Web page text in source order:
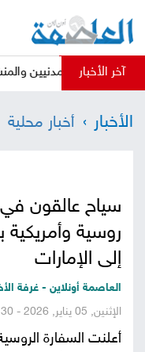
آخر الأخبار
المدنيين والمنشآت
الأخبار أخبار محلية
سياح عالقون
روسية
إلى الإمارات
العاصمة أونلاين - غرفة
الإثنين, 05 يناير, 2026 - 06:30 صباحاً
أعلنت السفارة